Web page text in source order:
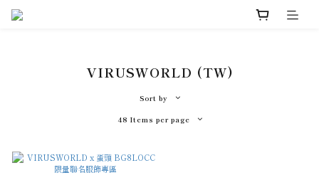
VIRUSWORLD (TW)
Sort by
48 Items per page